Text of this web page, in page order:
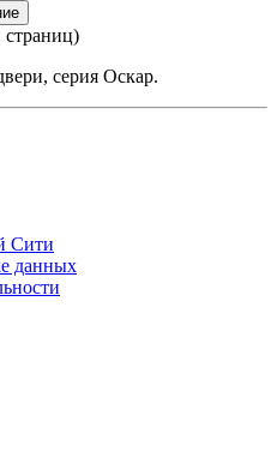
страниц)
серия Оскар.
Сити
данных